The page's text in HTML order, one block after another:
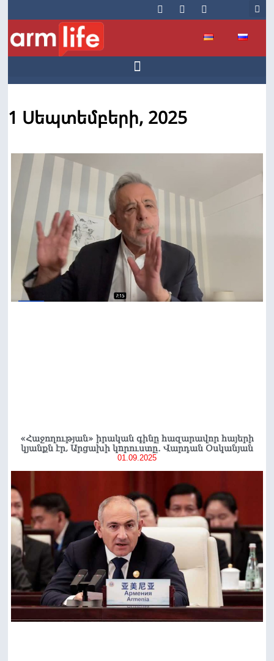
1 Սեպտեմբերի, 2025
«Հաջողության» իրական գինը հազարավոր հայերի
կյանքն էր, Արցախի կnրուստը․ Վարդան Օսկանյան
01.09.2025